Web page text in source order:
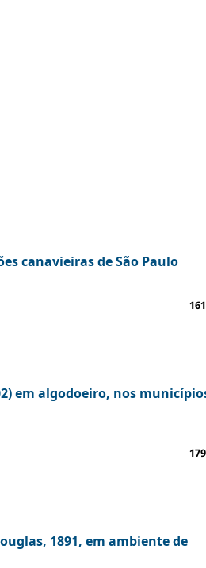
canavieiras de São Paulo
em algodoeiro, nos
1891, em ambiente de